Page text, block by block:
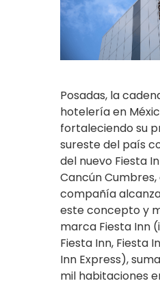
Posadas, la
hotelería en
fortaleciendo su
sureste del país
del nuevo Fiesta
Cancún
compañía
este concepto y
marca Fiesta Inn
Fiesta Inn, Fiesta
Inn Express),
mil habitaciones